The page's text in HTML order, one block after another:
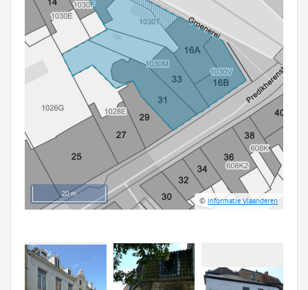
Aanmelden
20 m
©Informatie Vlaanderen